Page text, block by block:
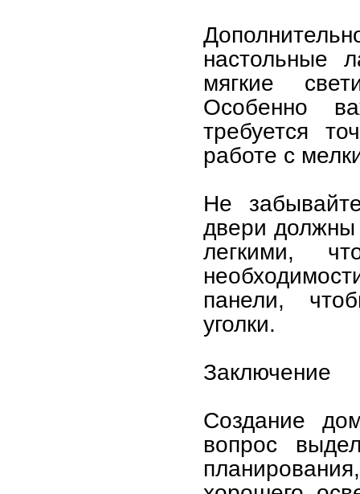
настольные
мягкие
Особенно
требуется
работе с
Не
двери
легкими,
панели,
уголки.
Заключение
Создание
вопрос